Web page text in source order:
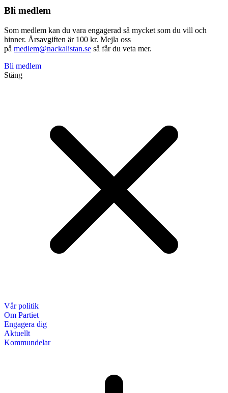
Bli medlem
Som medlem kan du vara engagerad så mycket som du vill och
hinner. Årsavgiften är 100 kr. Mejla oss
på medlem@nackalistan.se så får du veta mer.
Bli medlem
Stäng
Vår politik
Om Partiet
Engagera dig
Aktuellt
Kommundelar